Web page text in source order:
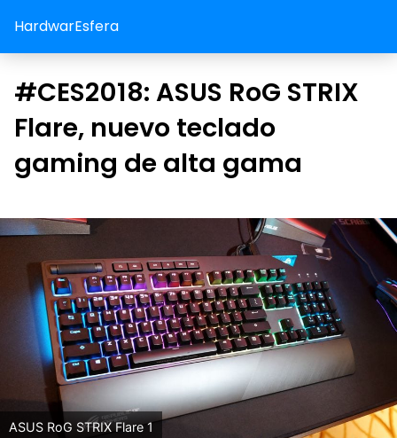
HardwarEsfera
#CES2018: ASUS RoG STRIX
Flare, nuevo teclado
gaming de alta gama
ASUS RoG STRIX Flare 1